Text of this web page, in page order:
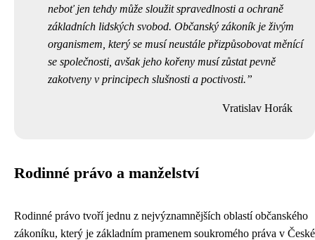
neboť jen tehdy může sloužit spravedlnosti a ochraně
základních lidských svobod. Občanský zákoník je živým
organismem, který se musí neustále přizpůsobovat měnící
se společnosti, avšak jeho kořeny musí zůstat pevně
zakotveny v principech slušnosti a poctivosti.
Vratislav Horák
Rodinné právo a manželství
Rodinné právo tvoří jednu z nejvýznamnějších oblastí občanského
zákoníku, který je základním pramenem soukromého práva v České